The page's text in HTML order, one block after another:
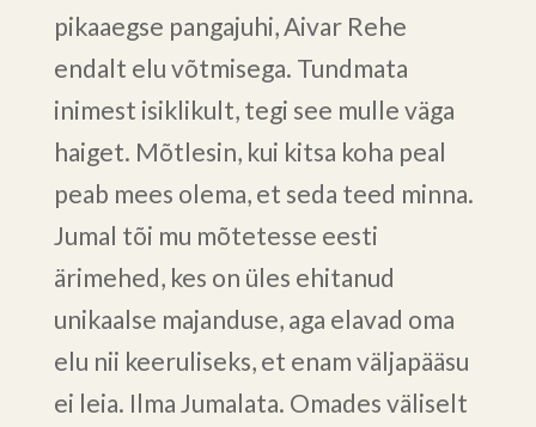
pikaaegse pangajuhi, Aivar Rehe
endalt elu võtmisega. Tundmata
inimest isiklikult, tegi see mulle väga
haiget. Mõtlesin, kui kitsa koha peal
peab mees olema, et seda teed minna.
Jumal tõi mu mõtetesse eesti
ärimehed, kes on üles ehitanud
unikaalse majanduse, aga elavad oma
elu nii keeruliseks, et enam väljapääsu
ei leia. Ilma Jumalata. Omades väliselt